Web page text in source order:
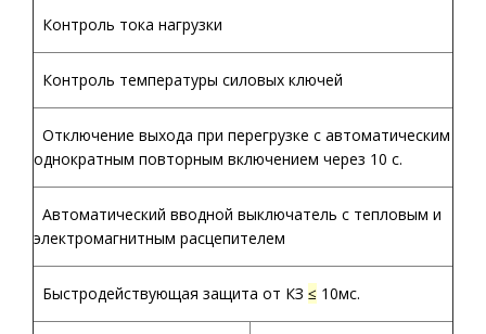
Контроль тока нагрузки
Контроль температуры силовых ключей
Отключение выхода при перегрузке с автоматическим
однократным повторным включением через 10 с.
Автоматический вводной выключатель с тепловым и
электромагнитным расцепителем
Быстродействующая защита от КЗ ≤ 10мс.